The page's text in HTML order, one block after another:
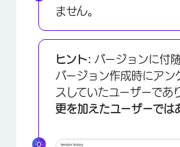
ません。
ヒント: バージョンに付
バージョン作成時にアン
スしていたユーザーであ
更を加えたユーザーでは